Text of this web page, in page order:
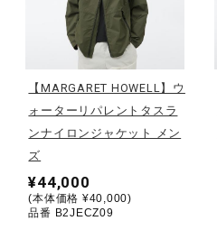
バドミントン
陸上競技
卓球
【MARGARET HOWELL】ウ
ォーターリパレントタスラ
ンナイロンジャケット メン
ズ
¥44,000
(本体価格 ¥40,000)
品番 B2JECZ09